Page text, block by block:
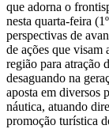
que adorna o
nesta quarta-feira
perspectivas de
de ações que visam
região para atração
desaguando na
aposta em diversos
náutica, atuando
promoção turística